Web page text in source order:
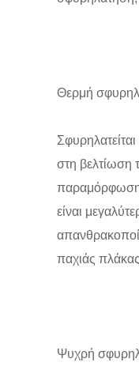
Θερμή
στη βελτίωση
είναι
παχιάς
Ψυχρή